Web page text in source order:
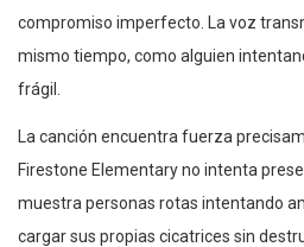
compromiso imperfecto. La voz
mismo tiempo, como alguien
frágil.
La canción encuentra fuerza
Firestone Elementary no intenta
muestra personas rotas intentando
cargar sus propias cicatrices sin